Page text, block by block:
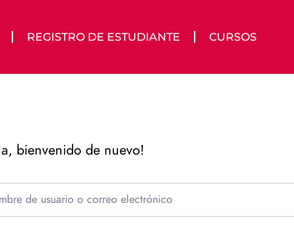
REGISTRO DE ESTUDIANTE CURSOS
bienvenido de nuevo!